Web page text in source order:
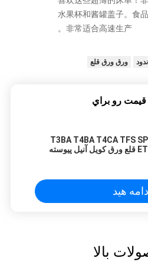
水果杯和酱罐盖子。食
非常适合高速生产。
ورق ورق قلع
قيمت رو براي
T3BA T4BA T4CA TFS
هید
بالا